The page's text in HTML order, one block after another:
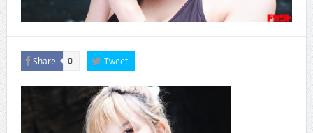
Share 0 Tweet